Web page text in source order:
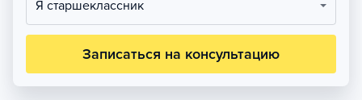
Я старшеклассник
Записаться на консультацию